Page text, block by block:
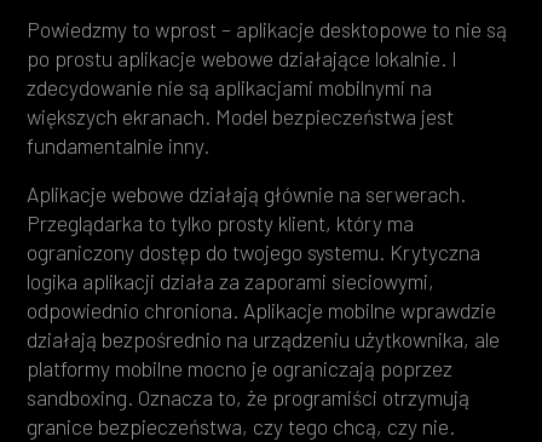
Powiedzmy to wprost – aplikacje desktopowe to nie są
po prostu aplikacje webowe działające lokalnie. I
zdecydowanie nie są aplikacjami mobilnymi na
większych ekranach. Model bezpieczeństwa jest
fundamentalnie inny.
Aplikacje webowe działają głównie na serwerach.
Przeglądarka to tylko prosty klient, który ma
ograniczony dostęp do twojego systemu. Krytyczna
logika aplikacji działa za zaporami sieciowymi,
odpowiednio chroniona. Aplikacje mobilne wprawdzie
działają bezpośrednio na urządzeniu użytkownika, ale
platformy mobilne mocno je ograniczają poprzez
sandboxing. Oznacza to, że programiści otrzymują
granice bezpieczeństwa, czy tego chcą, czy nie.